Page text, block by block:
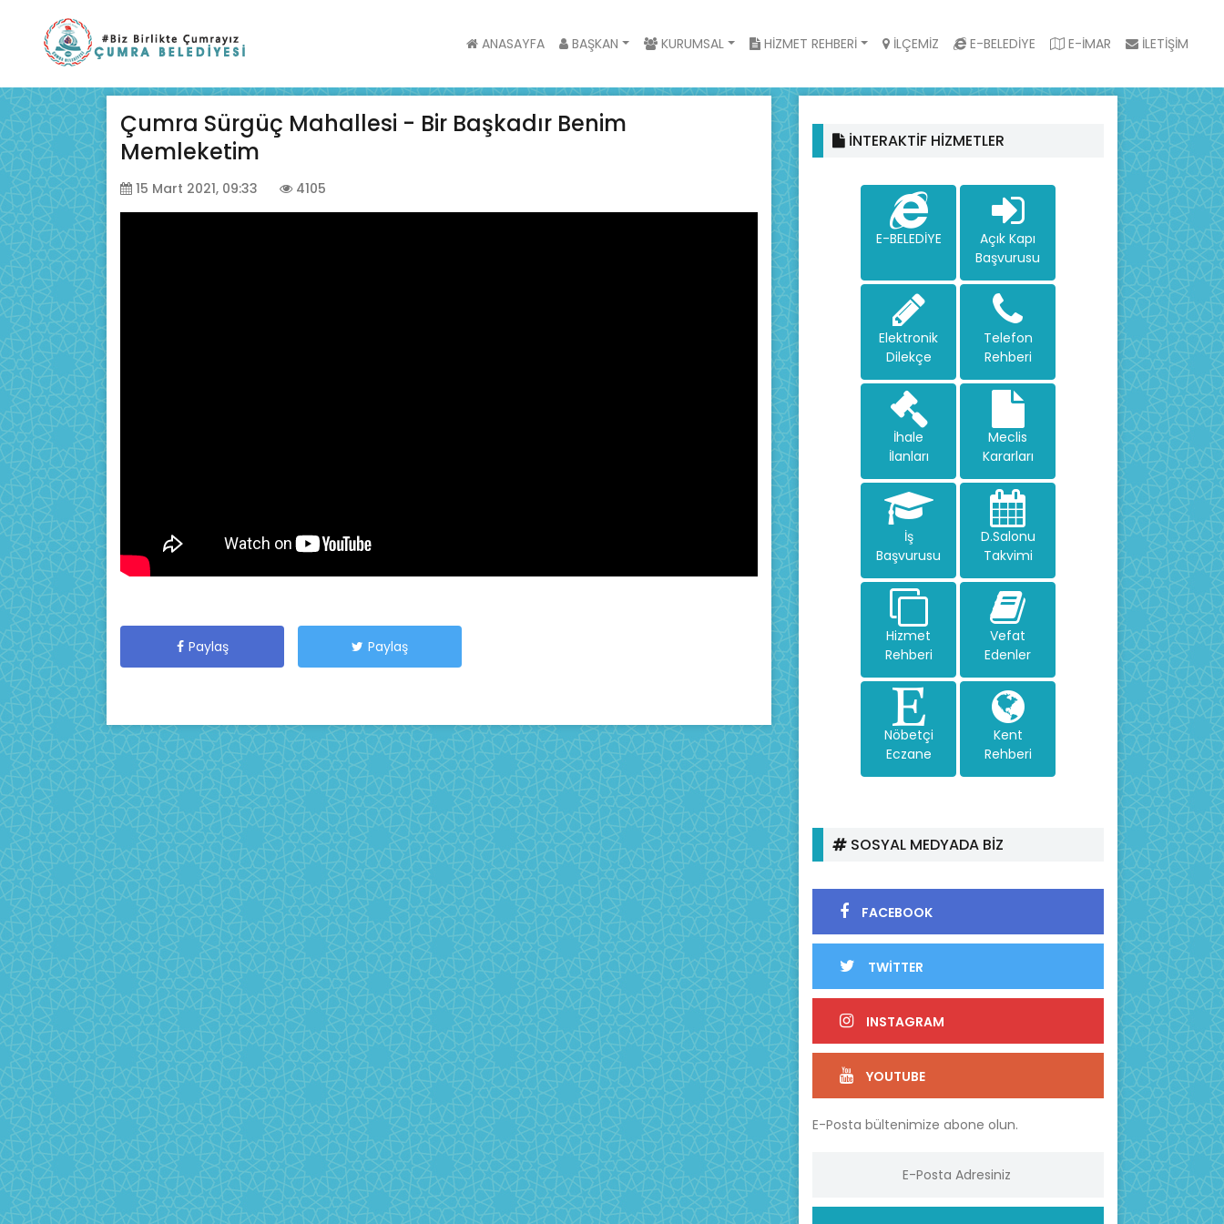
ANASAYFA BAŞKAN KURUMSAL HİZMET REHBERİ İLÇEMİZ E-BELEDİYE E-İMAR İLETİŞİM
Çumra Sürgüç Mahallesi - Bir Başkadır Benim
Memleketim
15 Mart 2021, 09:33 4105
Paylaş Paylaş
İNTERAKTİF HİZMETLER
E-BELEDİYE
Açık Kapı
Başvurusu
Elektronik
Dilekçe
Telefon
Rehberi
İhale
İlanları
Meclis
Kararları
İş
Başvurusu
D.Salonu
Takvimi
Hizmet
Rehberi
Vefat
Edenler
Nöbetçi
Eczane
Kent
Rehberi
SOSYAL MEDYADA BİZ
FACEBOOK
TWİTTER
INSTAGRAM
YOUTUBE
E-Posta bültenimize abone olun.